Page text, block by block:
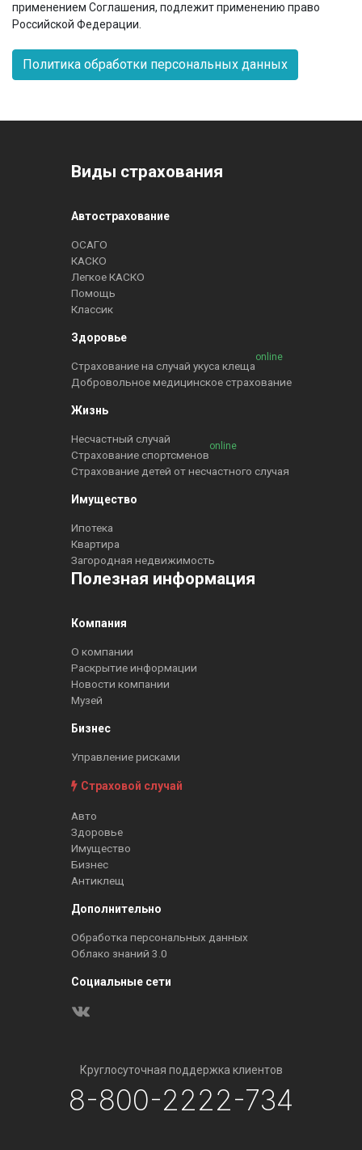
применением Соглашения, подлежит применению право
Российской Федерации.
Политика обработки персональных данных
Виды страхования
Автострахование
ОСАГО
КАСКО
Легкое КАСКО
Помощь
Классик
Здоровье
Страхование на случай укуса клеща
online
Добровольное медицинское страхование
Жизнь
Несчастный случай
Страхование спортсменов
online
Страхование детей от несчастного случая
Имущество
Ипотека
Квартира
Загородная недвижимость
Полезная информация
Компания
О компании
Раскрытие информации
Новости компании
Музей
Бизнес
Управление рисками
Страховой случай
Авто
Здоровье
Имущество
Бизнес
Антиклещ
Дополнительно
Обработка персональных данных
Облако знаний 3.0
Социальные сети
Круглосуточная поддержка клиентов
8-800-2222-734